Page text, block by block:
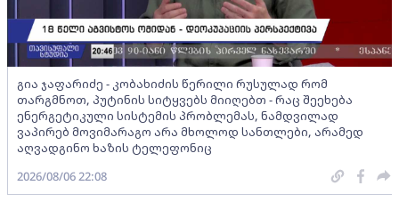
გია ჯაფარიძე - კობახიძის წერილი რუსულად რომ
თარგმნოთ, პუტინის სიტყვებს მიიღებთ - რაც შეეხება
ენერგეტიკული სისტემის პრობლემას, ნამდვილად
ვაპირებ მოვიმარაგო არა მხოლოდ სანთლები, არამედ
აღვადგინო ხაზის ტელეფონიც
2026/08/06 22:08